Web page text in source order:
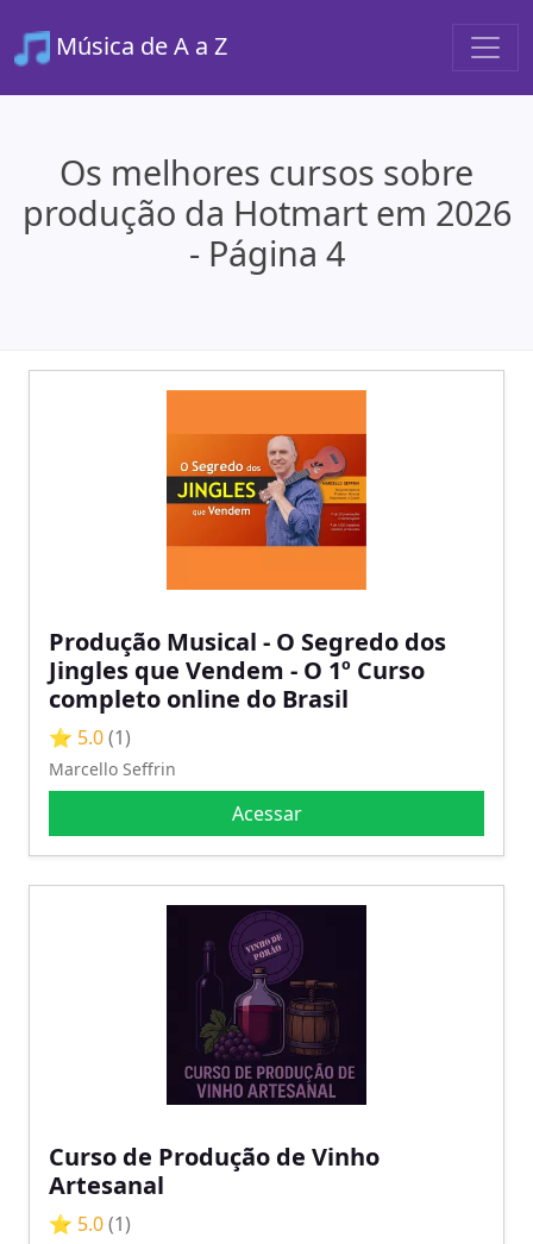
Música de A a Z
Os melhores cursos sobre
produção da Hotmart em 2026
- Página 4
Produção Musical - O Segredo dos
Jingles que Vendem - O 1º Curso
completo online do Brasil
⭐ 5.0(1)
Marcello Seffrin
Acessar
Curso de Produção de Vinho
Artesanal
⭐ 5.0(1)